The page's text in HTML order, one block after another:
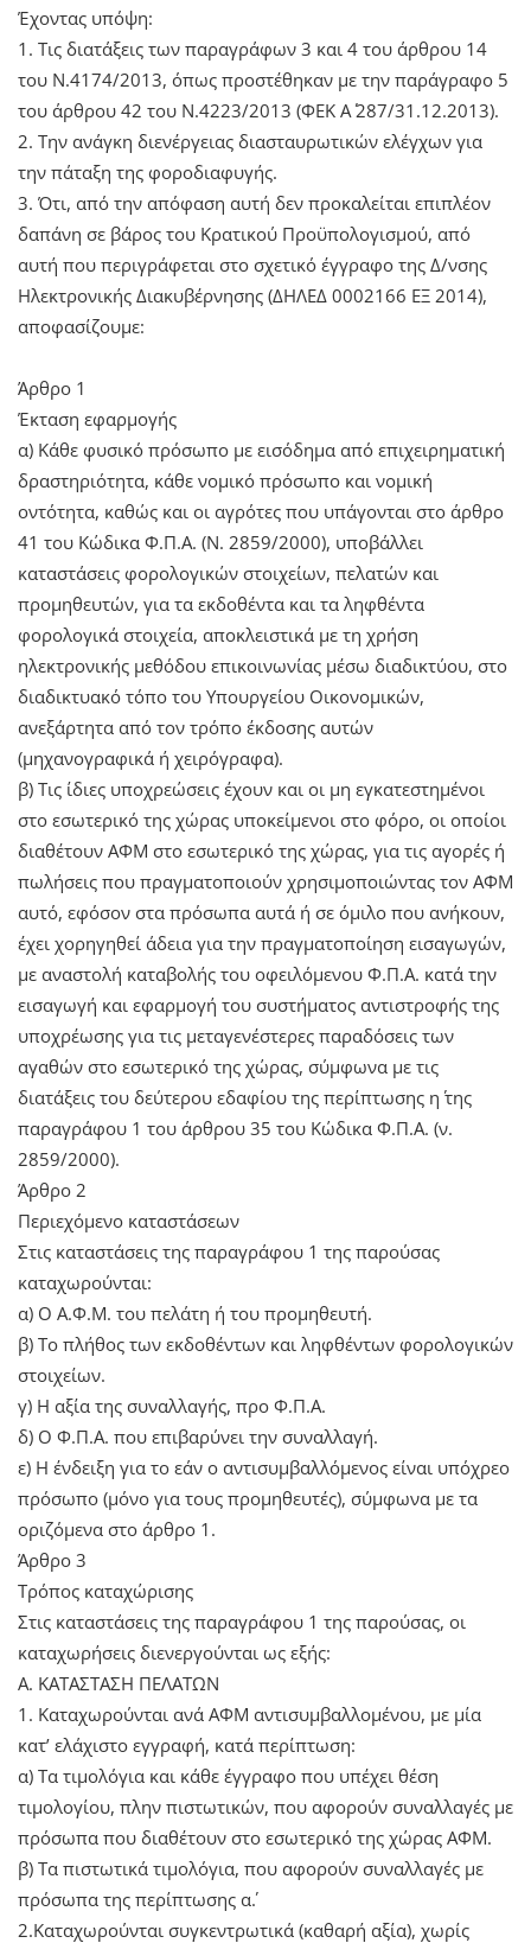
Έχοντας υπόψη:
1. Τις διατάξεις των παραγράφων 3 και 4 του άρθρου 14
του Ν.4174/2013, όπως προστέθηκαν με την παράγραφο 5
του άρθρου 42 του Ν.4223/2013 (ΦΕΚ Α΄ 287/31.12.2013).
2. Την ανάγκη διενέργειας διασταυρωτικών ελέγχων για
την πάταξη της φοροδιαφυγής.
3. Ότι, από την απόφαση αυτή δεν προκαλείται επιπλέον
δαπάνη σε βάρος του Κρατικού Προϋπολογισμού, από
αυτή που περιγράφεται στο σχετικό έγγραφο της Δ/νσης
Ηλεκτρονικής Διακυβέρνησης (ΔΗΛΕΔ 0002166 ΕΞ 2014),
αποφασίζουμε:
Άρθρο 1
Έκταση εφαρμογής
α) Κάθε φυσικό πρόσωπο με εισόδημα από επιχειρηματική
δραστηριότητα, κάθε νομικό πρόσωπο και νομική
οντότητα, καθώς και οι αγρότες που υπάγονται στο άρθρο
41 του Κώδικα Φ.Π.Α. (Ν. 2859/2000), υποβάλλει
καταστάσεις φορολογικών στοιχείων, πελατών και
προμηθευτών, για τα εκδοθέντα και τα ληφθέντα
φορολογικά στοιχεία, αποκλειστικά με τη χρήση
ηλεκτρονικής μεθόδου επικοινωνίας μέσω διαδικτύου, στο
διαδικτυακό τόπο του Υπουργείου Οικονομικών,
ανεξάρτητα από τον τρόπο έκδοσης αυτών
(μηχανογραφικά ή χειρόγραφα).
β) Τις ίδιες υποχρεώσεις έχουν και οι μη εγκατεστημένοι
στο εσωτερικό της χώρας υποκείμενοι στο φόρο, οι οποίοι
διαθέτουν ΑΦΜ στο εσωτερικό της χώρας, για τις αγορές ή
πωλήσεις που πραγματοποιούν χρησιμοποιώντας τον ΑΦΜ
αυτό, εφόσον στα πρόσωπα αυτά ή σε όμιλο που ανήκουν,
έχει χορηγηθεί άδεια για την πραγματοποίηση εισαγωγών,
με αναστολή καταβολής του οφειλόμενου Φ.Π.Α. κατά την
εισαγωγή και εφαρμογή του συστήματος αντιστροφής της
υποχρέωσης για τις μεταγενέστερες παραδόσεις των
αγαθών στο εσωτερικό της χώρας, σύμφωνα με τις
διατάξεις του δεύτερου εδαφίου της περίπτωσης η΄ της
παραγράφου 1 του άρθρου 35 του Κώδικα Φ.Π.Α. (ν.
2859/2000).
Άρθρο 2
Περιεχόμενο καταστάσεων
Στις καταστάσεις της παραγράφου 1 της παρούσας
καταχωρούνται:
α) Ο Α.Φ.Μ. του πελάτη ή του προμηθευτή.
β) Το πλήθος των εκδοθέντων και ληφθέντων φορολογικών
στοιχείων.
γ) Η αξία της συναλλαγής, προ Φ.Π.Α.
δ) Ο Φ.Π.Α. που επιβαρύνει την συναλλαγή.
ε) Η ένδειξη για το εάν ο αντισυμβαλλόμενος είναι υπόχρεο
πρόσωπο (μόνο για τους προμηθευτές), σύμφωνα με τα
οριζόμενα στο άρθρο 1.
Άρθρο 3
Τρόπος καταχώρισης
Στις καταστάσεις της παραγράφου 1 της παρούσας, οι
καταχωρήσεις διενεργούνται ως εξής:
Α. ΚΑΤΑΣΤΑΣΗ ΠΕΛΑΤΩΝ
1. Καταχωρούνται ανά ΑΦΜ αντισυμβαλλομένου, με μία
κατ’ ελάχιστο εγγραφή, κατά περίπτωση:
α) Τα τιμολόγια και κάθε έγγραφο που υπέχει θέση
τιμολογίου, πλην πιστωτικών, που αφορούν συναλλαγές με
πρόσωπα που διαθέτουν στο εσωτερικό της χώρας ΑΦΜ.
β) Τα πιστωτικά τιμολόγια, που αφορούν συναλλαγές με
πρόσωπα της περίπτωσης α΄.
2.Καταχωρούνται συγκεντρωτικά (καθαρή αξία), χωρίς